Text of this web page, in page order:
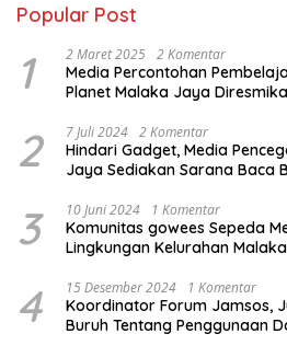
Popular Post
1 2 Maret 2025 2 Komentar
Media Percontohan
Planet Malaka Jaya
2 7 Juli 2024 2 Komentar
Hindari Gadget, Media
Jaya Sediakan Sarana Baca
3 10 Juni 2024 1 Komentar
Komunitas gowees Sepeda
Lingkungan Kelurahan
4 15 Desember 2024 1 Komentar
Koordinator Forum Jamsos,
Buruh Tentang Penggunaan